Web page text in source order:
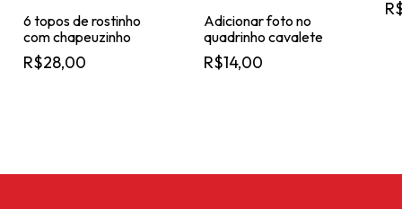
6 topos de rostinho
com chapeuzinho
R$28,00
Adicionar foto no
quadrinho cavalete
R$14,00